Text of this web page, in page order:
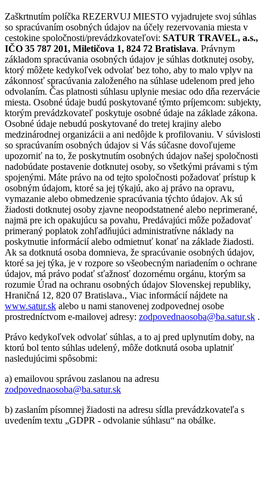
Zaškrtnutím políčka REZERVUJ MIESTO vyjadrujete svoj súhlas
so spracúvaním osobných údajov na účely rezervovania miesta v
cestokine spoločnosti/prevádzkovateľovi: SATUR TRAVEL, a.s.,
IČO 35 787 201, Miletičova 1, 824 72 Bratislava. Právnym
základom spracúvania osobných údajov je súhlas dotknutej osoby,
ktorý môžete kedykoľvek odvolať bez toho, aby to malo vplyv na
zákonnosť spracúvania založeného na súhlase udelenom pred jeho
odvolaním. Čas platnosti súhlasu uplynie mesiac odo dňa rezervácie
miesta. Osobné údaje budú poskytované týmto príjemcom: subjekty,
ktorým prevádzkovateľ poskytuje osobné údaje na základe zákona.
Osobné údaje nebudú poskytované do tretej krajiny alebo
medzinárodnej organizácii a ani nedôjde k profilovaniu. V súvislosti
so spracúvaním osobných údajov si Vás súčasne dovoľujeme
upozorniť na to, že poskytnutím osobných údajov našej spoločnosti
nadobúdate postavenie dotknutej osoby, so všetkými právami s tým
spojenými. Máte právo na od tejto spoločnosti požadovať prístup k
osobným údajom, ktoré sa jej týkajú, ako aj právo na opravu,
vymazanie alebo obmedzenie spracúvania týchto údajov. Ak sú
žiadosti dotknutej osoby zjavne neopodstatnené alebo neprimerané,
najmä pre ich opakujúcu sa povahu, Predávajúci môže požadovať
primeraný poplatok zohľadňujúci administratívne náklady na
poskytnutie informácií alebo odmietnuť konať na základe žiadosti.
Ak sa dotknutá osoba domnieva, že spracúvanie osobných údajov,
ktoré sa jej týka, je v rozpore so všeobecným nariadením o ochrane
údajov, má právo podať sťažnosť dozornému orgánu, ktorým sa
rozumie Úrad na ochranu osobných údajov Slovenskej republiky,
Hraničná 12, 820 07 Bratislava., Viac informácií nájdete na
www.satur.sk alebo u nami stanovenej zodpovednej osobe
prostredníctvom e-mailovej adresy: zodpovednaosoba@ba.satur.sk .
Právo kedykoľvek odvolať súhlas, a to aj pred uplynutím doby, na
ktorú bol tento súhlas udelený, môže dotknutá osoba uplatniť
nasledujúcimi spôsobmi:
a) emailovou správou zaslanou na adresu
zodpovednaosoba@ba.satur.sk
b) zaslaním písomnej žiadosti na adresu sídla prevádzkovateľa s
uvedením textu „GDPR - odvolanie súhlasu“ na obálke.